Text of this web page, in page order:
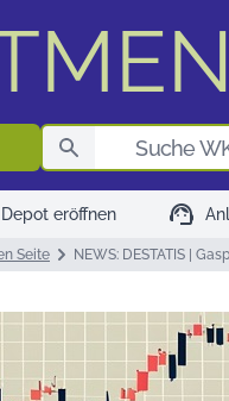
Depot eröffnen support_agent
Seite NEWS: DESTATIS |